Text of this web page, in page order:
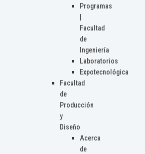
Programas
Facultad
de
Ingeniería
Laboratorios
Expotecnológica
Facultad
de
Producción
y
Diseño
Acerca
de